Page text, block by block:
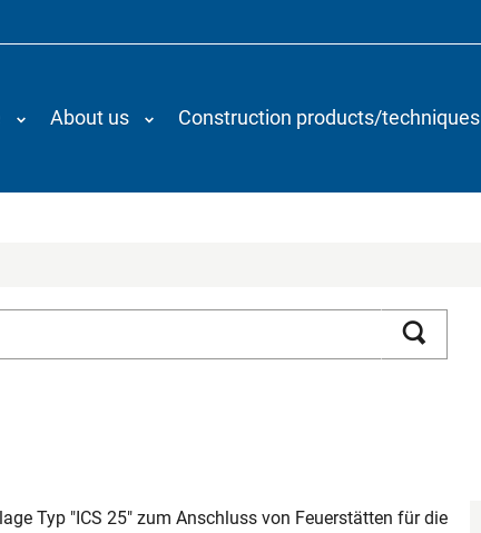
About us Construction products/techniques
Typ "ICS 25" zum Anschluss von Feuerstätten für die